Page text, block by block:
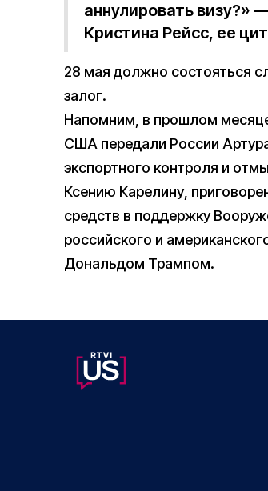
аннулировать визу?»
Кристина Рейсс, ее
28 мая должно состояться
залог.
Напомним, в прошлом
США передали России
экспортного контроля и
Ксению Карелину,
средств в поддержку
российского и
Дональдом Трампом.